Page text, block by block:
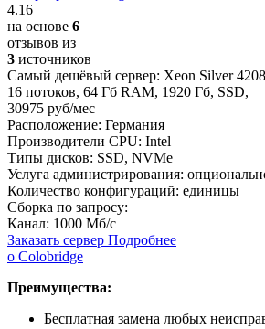
4.16
на основе 6
отзывов из
3 источников
Самый дешёвый сервер: Xeon Silver 4208
16 потоков, 64 Гб RAM, 1920 Гб, SSD,
30975 руб/мес
Расположение: Германия
Производители CPU: Intel
Типы дисков: SSD, NVMe
Услуга администрирования:
Количество конфигураций: единицы
Сборка по запросу:
Канал: 1000 Мб/с
Заказать сервер Подробнее
о Colobridge
Преимущества:
Бесплатная замена любых